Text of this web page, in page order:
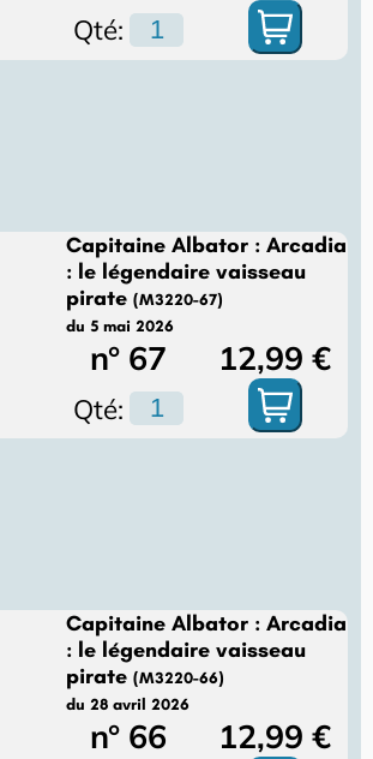
Qté:
Capitaine Albator : Arcadia
: le légendaire vaisseau
pirate(M3220-67)
du 5 mai 2026
n° 67 12,99 €
Qté:
Capitaine Albator : Arcadia
: le légendaire vaisseau
pirate(M3220-66)
du 28 avril 2026
n° 66 12,99 €